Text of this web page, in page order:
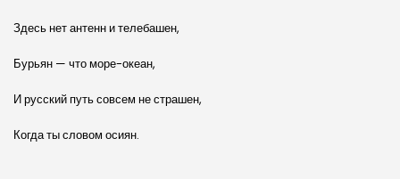
Здесь нет антенн и телебашен,
Бурьян — что море-океан,
И русский путь совсем не страшен,
Когда ты словом осиян.